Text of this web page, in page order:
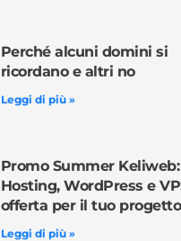
Perché alcuni domini si
ricordano e altri no
Leggi di più »
Promo Summer Keliweb:
Hosting, WordPress e
offerta per il tuo
Leggi di più »